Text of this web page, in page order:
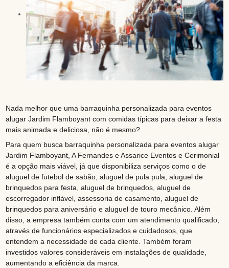
Nada melhor que uma barraquinha personalizada para eventos
alugar Jardim Flamboyant com comidas típicas para deixar a festa
mais animada e deliciosa, não é mesmo?
Para quem busca barraquinha personalizada para eventos alugar
Jardim Flamboyant, A Fernandes e Assarice Eventos e Cerimonial
é a opção mais viável, já que disponibiliza serviços como o de
aluguel de futebol de sabão, aluguel de pula pula, aluguel de
brinquedos para festa, aluguel de brinquedos, aluguel de
escorregador inflável, assessoria de casamento, aluguel de
brinquedos para aniversário e aluguel de touro mecânico. Além
disso, a empresa também conta com um atendimento qualificado,
através de funcionários especializados e cuidadosos, que
entendem a necessidade de cada cliente. Também foram
investidos valores consideráveis em instalações de qualidade,
aumentando a eficiência da marca.